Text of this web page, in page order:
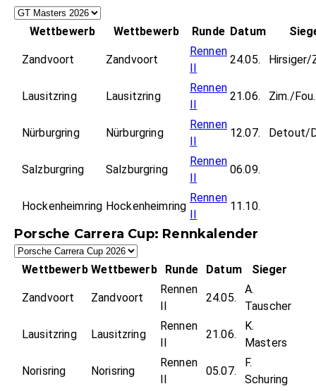
Wettbewerb Wettbewerb Runde Datum
Zandvoort Zandvoort
Rennen
II
24.05. Hirsiger/
Lausitzring Lausitzring
Rennen
II
21.06. Zim./Fou.
Nürburgring Nürburgring
Rennen
II
12.07. Detout/
Salzburgring Salzburgring
Rennen
II
06.09.
Hockenheimring Hockenheimring
Rennen
II
11.10.
Porsche Carrera Cup: Rennkalender
Wettbewerb Wettbewerb Runde Datum Sieger
Zandvoort Zandvoort
Rennen
II
24.05.
A.
Tauscher
Lausitzring Lausitzring
Rennen
II
21.06.
K.
Masters
Norisring Norisring
Rennen
II
05.07.
F.
Schuring